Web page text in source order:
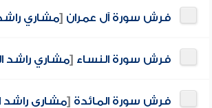
فرش سورة آل عمران [مشاري
فرش سورة النساء [مشاري راشد
فرش سورة المائدة [مشاري